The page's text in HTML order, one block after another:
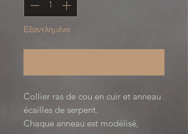
Εξαντλημένο
Collier ras de cou en cuir et anneau
écailles de serpent.
Chaque anneau est modélisé,